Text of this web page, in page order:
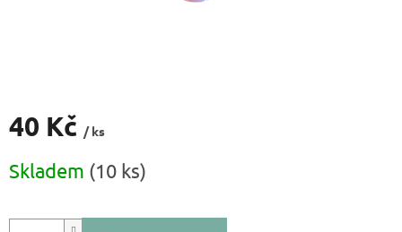
40 Kč / ks
cena:
Skladem (10 ks)